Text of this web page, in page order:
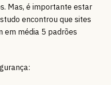
Mas, é importante estar
encontrou que sites
em média 5 padrões